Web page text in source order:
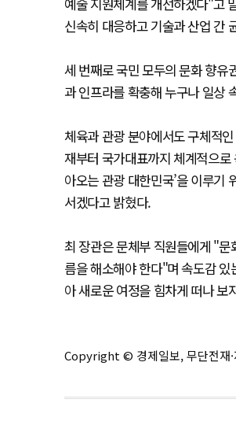
신속히 대응하고 기술과 산업 간
세 번째로 국민 모두의 문화 향유
과 인프라를 확충해 누구나 일상
체육과 관광 분야에서도 구체적
재부터 국가대표까지 체계적으
아오는 관광 대한민국’을 이루기
서겠다고 밝혔다.
최 장관은 문체부 직원들에게 "
름을 해소해야 한다"며 속도감
아 새로운 여정을 힘차게 떠나 보
Copyright © 경제일보, 무단전재·